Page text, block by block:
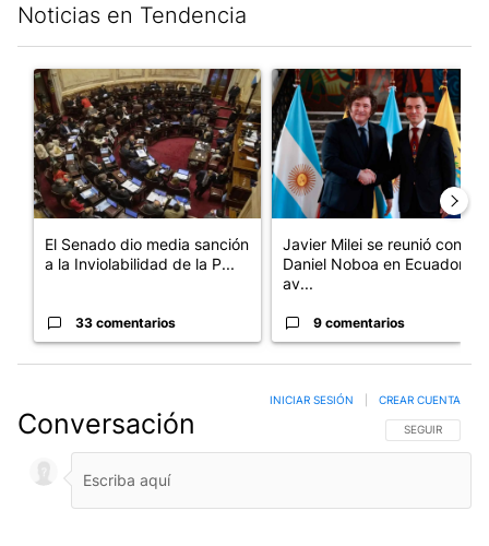
Noticias en Tendencia
Un artículo de tendencia con el título "El Senado dio media
El Senado dio media sanción
a la Inviolabilidad de la P...
33 comentarios
Un artículo de tendencia con
Javier Milei se reunió con
Daniel Noboa en Ecuador y
av...
9 comentarios
Conversación SIGA ESTA
SEGUIR
INICIAR SESIÓN CREAR CUENTA